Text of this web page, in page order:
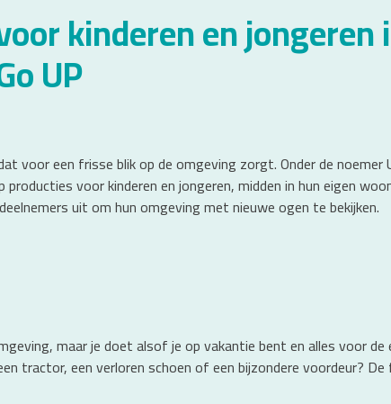
kinderen en jongeren
UP
voor een frisse blik op de omgeving zorgt. Onder de noemer
voor kinderen en jongeren, midden in hun eigen
uit om hun omgeving met nieuwe ogen te bekijken.
maar je doet alsof je op vakantie bent en alles voor
tractor, een verloren schoen of een bijzondere voordeur?